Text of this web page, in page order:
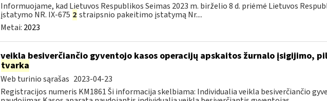
Informuojame, kad Lietuvos Respublikos Seimas 2023 m. birželio 8 d. priėmė Lietuvos
įstatymo NR. IX-675 2 straipsnio pakeitimo įstatymą Nr....
Metai: 2023
veikla besiverčiančio gyventojo kasos operacijų apskaitos žurnalo įsigijimo,
tvarka
Web turinio sąrašas 2023-04-23
Registracijos numeris KM1861 Ši informacija skelbiama: Individualia veikla besiverčiančio